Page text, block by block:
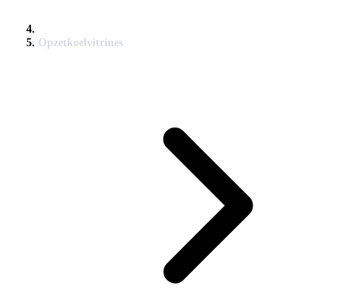
Opzetkoelvitrines